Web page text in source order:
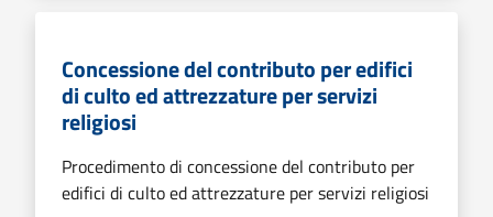
Concessione del contributo per edifici
di culto ed attrezzature per servizi
religiosi
Procedimento di concessione del contributo per
edifici di culto ed attrezzature per servizi religiosi